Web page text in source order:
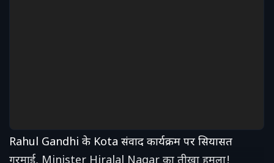
Rahul Gandhi के Kota संवाद कार्यक्रम पर सियासत